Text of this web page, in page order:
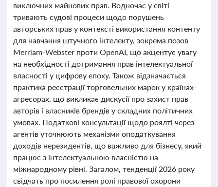
виключних майнових прав. Водночас у світі
тривають судові процеси щодо порушень
авторських прав у контексті використання контенту
для навчання штучного інтелекту, зокрема позов
Merriam-Webster проти OpenAI, що акцентує увагу
на необхідності дотримання прав інтелектуальної
власності у цифрову епоху. Також відзначається
практика реєстрації торговельних марок у країнах-
агресорах, що викликає дискусії про захист прав
авторів і власників брендів у складних політичних
умовах. Податкові консультації щодо роялті через
агентів уточнюють механізми оподаткування
доходів нерезидентів, що важливо для бізнесу, який
працює з інтелектуальною власністю на
міжнародному рівні. Загалом, тенденції 2026 року
свідчать про посилення ролі правової охорони